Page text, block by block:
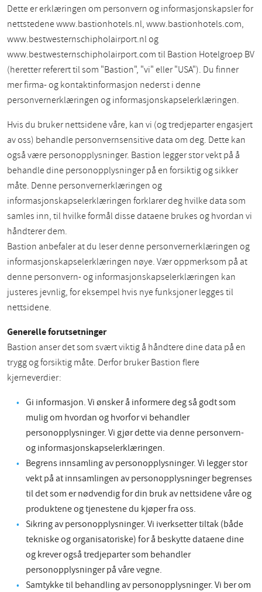
Dette er erklæringen om personvern og informasjonskapsler for
nettstedene www.bastionhotels.nl, www.bastionhotels.com,
www.bestwesternschipholairport.nl og
www.bestwesternschipholairport.com til Bastion Hotelgroep BV
(heretter referert til som "Bastion", "vi" eller "USA"). Du finner
mer firma- og kontaktinformasjon nederst i denne
personvernerklæringen og informasjonskapselerklæringen.
Hvis du bruker nettsidene våre, kan vi (og tredjeparter engasjert
av oss) behandle personvernsensitive data om deg. Dette kan
også være personopplysninger. Bastion legger stor vekt på å
behandle dine personopplysninger på en forsiktig og sikker
måte. Denne personvernerklæringen og
informasjonskapselerklæringen forklarer deg hvilke data som
samles inn, til hvilke formål disse dataene brukes og hvordan vi
håndterer dem.
Bastion anbefaler at du leser denne personvernerklæringen og
informasjonskapselerklæringen nøye. Vær oppmerksom på at
denne personvern- og informasjonskapselerklæringen kan
justeres jevnlig, for eksempel hvis nye funksjoner legges til
nettsidene.
Generelle forutsetninger
Bastion anser det som svært viktig å håndtere dine data på en
trygg og forsiktig måte. Derfor bruker Bastion flere
kjerneverdier:
Gi informasjon. Vi ønsker å informere deg så godt som
mulig om hvordan og hvorfor vi behandler
personopplysninger. Vi gjør dette via denne personvern-
og informasjonskapselerklæringen.
Begrens innsamling av personopplysninger. Vi legger stor
vekt på at innsamlingen av personopplysninger begrenses
til det som er nødvendig for din bruk av nettsidene våre og
produktene og tjenestene du kjøper fra oss.
Sikring av personopplysninger. Vi iverksetter tiltak (både
tekniske og organisatoriske) for å beskytte dataene dine
og krever også tredjeparter som behandler
personopplysninger på våre vegne.
Samtykke til behandling av personopplysninger. Vi ber om